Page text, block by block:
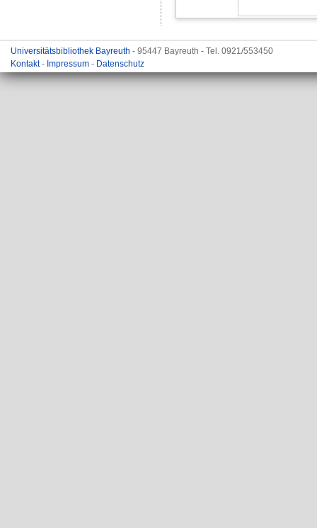
Universitätsbibliothek Bayreuth - 95447 Bayreuth - Tel. 0921/553450
Kontakt- Impressum - Datenschutz